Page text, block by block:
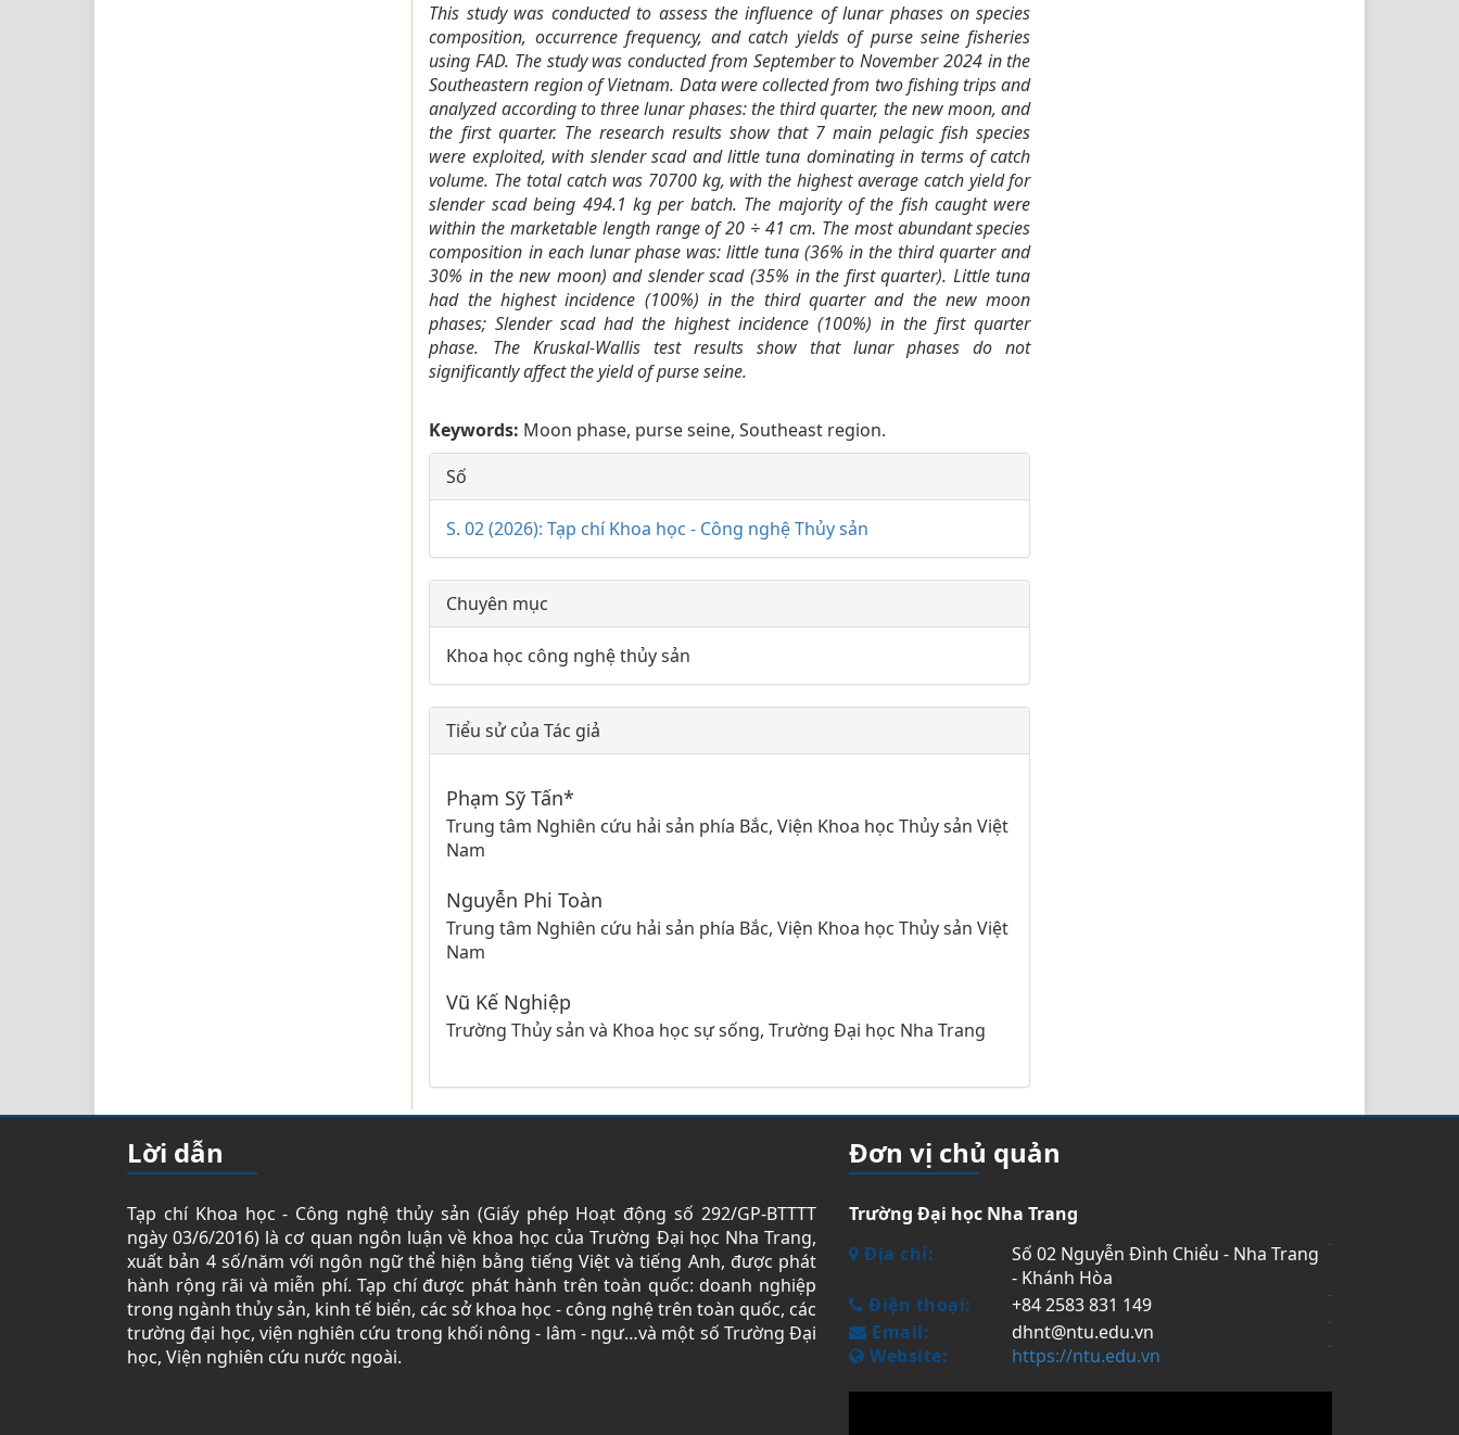
This study was conducted to assess the influence of lunar phases on species
composition, occurrence frequency, and catch yields of purse seine fisheries
using FAD. The study was conducted from September to November 2024 in the
Southeastern region of Vietnam. Data were collected from two fishing trips and
analyzed according to three lunar phases: the third quarter, the new moon, and
the first quarter. The research results show that 7 main pelagic fish species
were exploited, with slender scad and little tuna dominating in terms of catch
volume. The total catch was 70700 kg, with the highest average catch yield for
slender scad being 494.1 kg per batch. The majority of the fish caught were
within the marketable length range of 20 ÷ 41 cm. The most abundant species
composition in each lunar phase was: little tuna (36% in the third quarter and
30% in the new moon) and slender scad (35% in the first quarter). Little tuna
had the highest incidence (100%) in the third quarter and the new moon
phases; Slender scad had the highest incidence (100%) in the first quarter
phase. The Kruskal-Wallis test results show that lunar phases do not
significantly affect the yield of purse seine.
Keywords: Moon phase, purse seine, Southeast region.
##plugins.themes.huaf_theme.article.details##
Số
S. 02 (2026): Tạp chí Khoa học - Công nghệ Thủy sản
Chuyên mục
Khoa học công nghệ thủy sản
Tiểu sử của Tác giả
Phạm Sỹ Tấn*
Trung tâm Nghiên cứu hải sản phía Bắc, Viện Khoa học Thủy sản Việt
Nam
Nguyễn Phi Toàn
Trung tâm Nghiên cứu hải sản phía Bắc, Viện Khoa học Thủy sản Việt
Nam
Vũ Kế Nghiệp
Trường Thủy sản và Khoa học sự sống, Trường Đại học Nha Trang
Lời dẫn
Tạp chí Khoa học - Công nghệ thủy sản (Giấy phép Hoạt động số 292/GP-BTTTT
ngày 03/6/2016) là cơ quan ngôn luận về khoa học của Trường Đại học Nha Trang,
xuất bản 4 số/năm với ngôn ngữ thể hiện bằng tiếng Việt và tiếng Anh, được phát
hành rộng rãi và miễn phí. Tạp chí được phát hành trên toàn quốc: doanh nghiệp
trong ngành thủy sản, kinh tế biển, các sở khoa học - công nghệ trên toàn quốc, các
trường đại học, viện nghiên cứu trong khối nông - lâm - ngư…và một số Trường Đại
học, Viện nghiên cứu nước ngoài.
Đơn vị chủ quản
Trường Đại học Nha Trang
Địa chỉ:
Số 02 Nguyễn Đình Chiểu - Nha Trang
- Khánh Hòa
Điện thoại:
+84 2583 831 149
Email:
dhnt@ntu.edu.vn
Website:
https://ntu.edu.vn